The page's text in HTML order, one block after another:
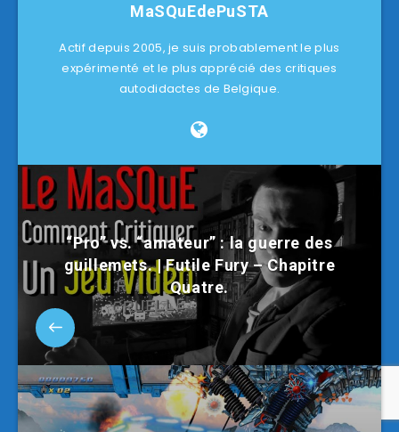
MaSQuEdePuSTA
Actif depuis 2005, je suis probablement le plus
expérimenté et le plus apprécié des critiques
autodidactes de Belgique.
“Pro” vs. “amateur” : la guerre des
guillemets. | Futile Fury – Chapitre
Quatre.